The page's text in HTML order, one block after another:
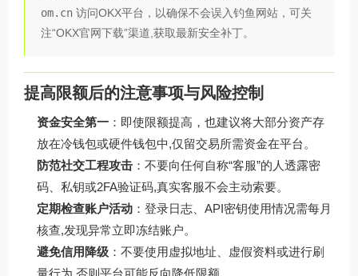
om.cn 访问OKX平台，以确保不会误入钓鱼网站，可关
注“OKX官网下载”渠道,获取最新安全补丁。
提高限额后的注意事项与风险控制
资金安全第一 ：即使限额提高，也建议将大部分资产存
放在冷钱包或硬件钱包中,仅留交易所需资金在平台。
防范社交工程攻击 ：不要向任何自称“客服”的人透露密
码、私钥或2FA验证码,真实客服不会主动索要。
定期检查账户活动 ：登录日志、API密钥使用情况需每月
核查,发现异常立即冻结账户。
避免信用降级 ：不要使用虚拟地址、虚假资料或进行刷